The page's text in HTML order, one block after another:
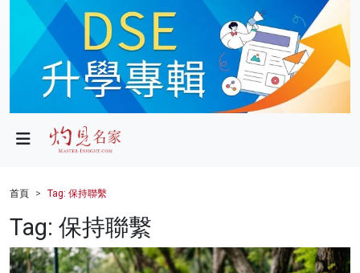
政局
財經
健康
首頁 Tag: 保持聯繫
Tag: 保持聯繫